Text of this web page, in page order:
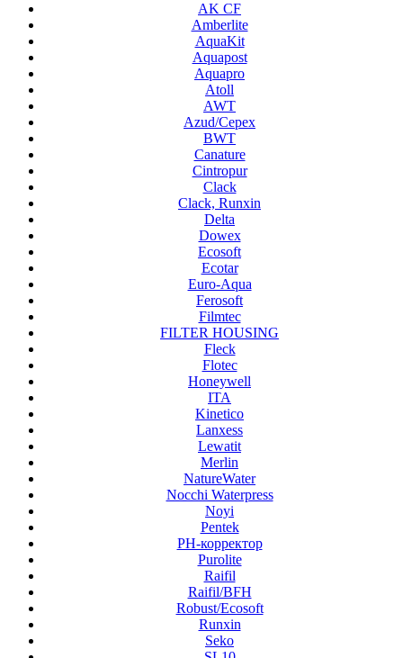
AK CF
Amberlite
AquaKit
Aquapost
Aquapro
Atoll
AWT
Azud/Cepex
BWT
Canature
Cintropur
Clack
Clack, Runxin
Delta
Dowex
Ecosoft
Ecotar
Euro-Aqua
Ferosoft
Filmtec
FILTER HOUSING
Fleck
Flotec
Honeywell
ITA
Kinetico
Lanxess
Lewatit
Merlin
NatureWater
Nocchi Waterpress
Noyi
Pentek
PH-корректор
Purolite
Raifil
Raifil/BFH
Robust/Ecosoft
Runxin
Seko